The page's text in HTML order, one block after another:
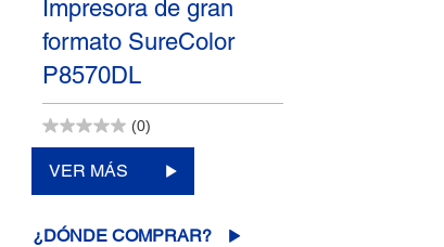
Impresora de gran
formato SureColor
P8570DL
(0)
VER MÁS
¿DÓNDE COMPRAR?